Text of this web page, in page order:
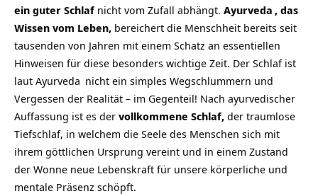
ein guter Schlaf nicht vom Zufall abhängt. Ayurveda , das
Wissen vom Leben, bereichert die Menschheit bereits seit
tausenden von Jahren mit einem Schatz an essentiellen
Hinweisen für diese besonders wichtige Zeit. Der Schlaf ist
laut Ayurveda nicht ein simples Wegschlummern und
Vergessen der Realität – im Gegenteil! Nach ayurvedischer
Auffassung ist es der vollkommene Schlaf, der traumlose
Tiefschlaf, in welchem die Seele des Menschen sich mit
ihrem göttlichen Ursprung vereint und in einem Zustand
der Wonne neue Lebenskraft für unsere körperliche und
mentale Präsenz schöpft.